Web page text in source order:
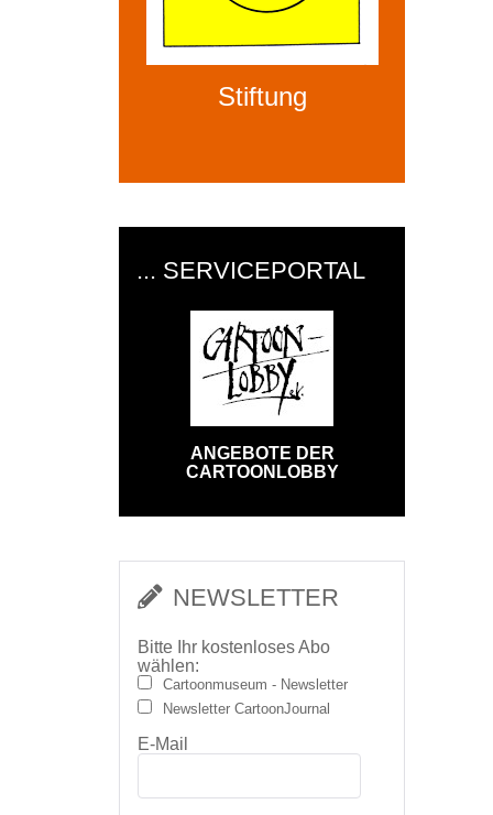
Stiftung
... SERVICEPORTAL
ANGEBOTE DER
CARTOONLOBBY
NEWSLETTER
Bitte Ihr kostenloses Abo
wählen:
Cartoonmuseum - Newsletter
Newsletter CartoonJournal
E-Mail